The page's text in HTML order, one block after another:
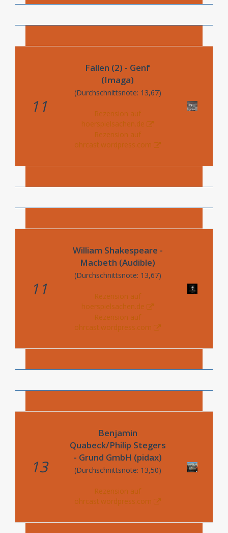
11
Fallen (2) - Genf
(Imaga)
(Durchschnittsnote: 13,67)
Rezension auf
hoerspielsachen.de
Rezension auf
ohrcast.wordpress.com
11
William Shakespeare -
Macbeth (Audible)
(Durchschnittsnote: 13,67)
Rezension auf
hoerspielsachen.de
Rezension auf
ohrcast.wordpress.com
13
Benjamin
Quabeck/Philip Stegers
- Grund GmbH (pidax)
(Durchschnittsnote: 13,50)
Rezension auf
ohrcast.wordpress.com